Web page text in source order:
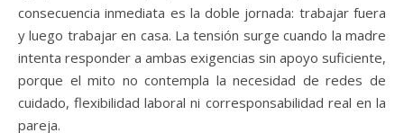
consecuencia inmediata es la doble jornada: trabajar fuera
y luego trabajar en casa. La tensión surge cuando la madre
intenta responder a ambas exigencias sin apoyo suficiente,
porque el mito no contempla la necesidad de redes de
cuidado, flexibilidad laboral ni corresponsabilidad real en la
pareja.